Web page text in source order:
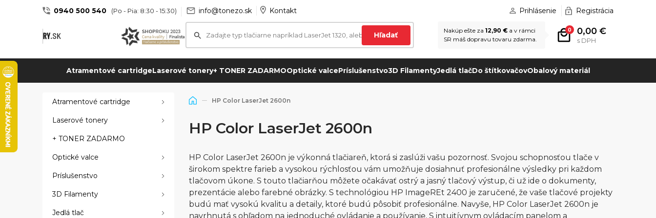
0940 500 540 (Po - Pia: 8:30 - 15:30) info@tonezo.sk Kontakt Prihlásenie Registrácia
Hľadať
0 0,00 €
s DPH
Nakúp ešte za 12,90 € a v rámci
SR máš dopravu tovaru zdarma.
Atramentové cartridgeLaserové tonery+ TONER ZADARMOOptické valcePríslušenstvo3D FilamentyJedlá tlačDo štítkovačovObalový materiál
Atramentové cartridge
Laserové tonery
+ TONER ZADARMO
Optické valce
Príslušenstvo
3D Filamenty
Jedlá tlač
HP Color LaserJet 2600n
HP Color LaserJet 2600n
HP Color LaserJet 2600n je výkonná tlačiareň, ktorá si zaslúži vašu pozornosť. Svojou schopnosťou tlače v
širokom spektre farieb a vysokou rýchlosťou vám umožňuje dosiahnuť profesionálne výsledky pri každom
tlačovom úkone. S touto tlačiarňou môžete očakávať ostrý a jasný tlačový výstup, či už ide o dokumenty,
prezentácie alebo farebné obrázky. S technológiou HP ImageREt 2400 je zaručené, že vaše tlačové projekty
budú mať vysokú kvalitu a detaily, ktoré budú pôsobiť profesionálne. Navyše, HP Color LaserJet 2600n je
navrhnutá s ohľadom na jednoduché ovládanie a používanie. S intuitívnym ovládacím panelom a